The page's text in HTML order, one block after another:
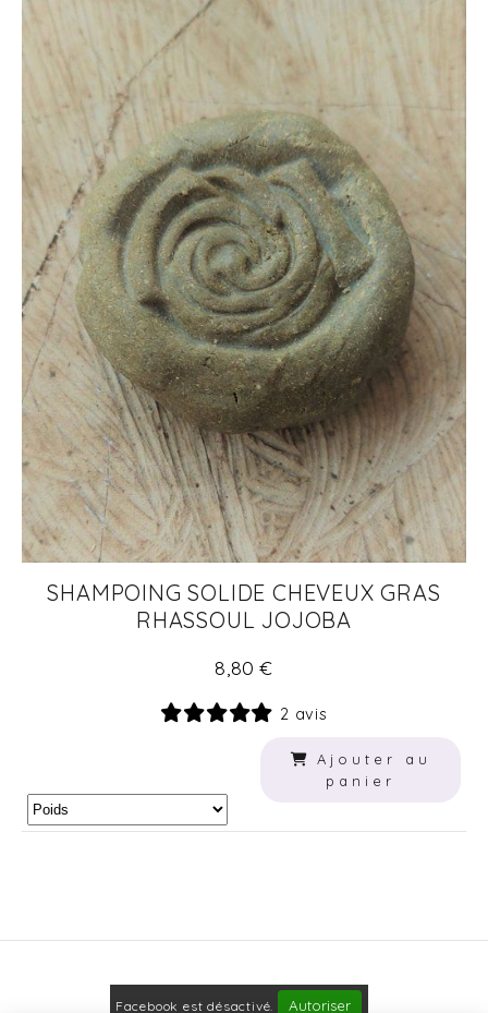
SHAMPOING SOLIDE CHEVEUX GRAS
RHASSOUL JOJOBA
8,80 €
2 avis
Ajouter au
panier
Facebook est désactivé. Autoriser